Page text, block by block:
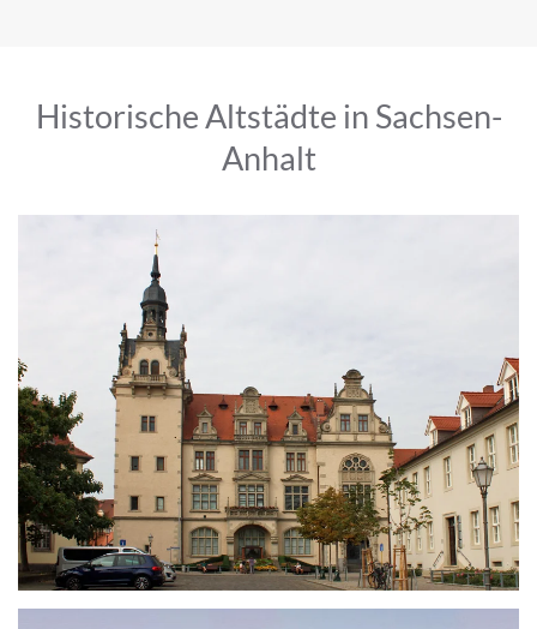
Historische Altstädte in Sachsen-
Anhalt